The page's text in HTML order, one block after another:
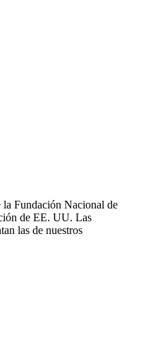
Fundación Nacional de
de EE. UU. Las
las de nuestros